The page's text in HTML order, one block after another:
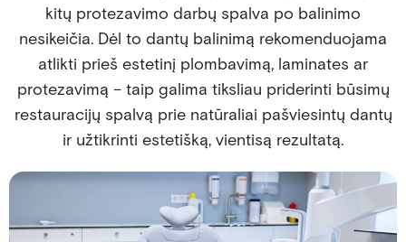
kitų protezavimo darbų spalva po balinimo
nesikeičia. Dėl to dantų balinimą rekomenduojama
atlikti prieš estetinį plombavimą, laminates ar
protezavimą – taip galima tiksliau priderinti būsimų
restauracijų spalvą prie natūraliai pašviesintų dantų
ir užtikrinti estetišką, vientisą rezultatą.